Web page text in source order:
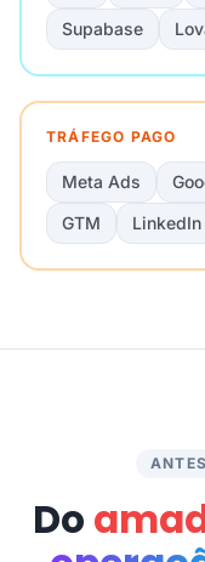
Supabase
TRÁFEGO PAGO
Meta Ads
GTM
Do